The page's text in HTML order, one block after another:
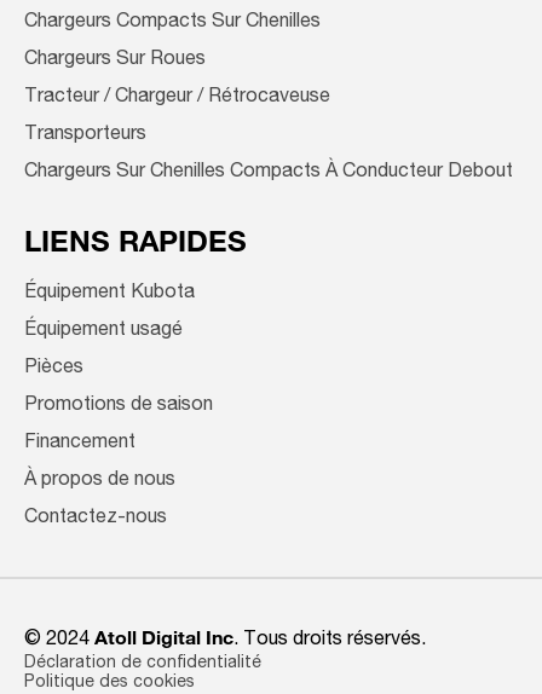
Chargeurs Compacts Sur Chenilles
Chargeurs Sur Roues
Tracteur / Chargeur / Rétrocaveuse
Transporteurs
Chargeurs Sur Chenilles Compacts À Conducteur Debout
LIENS RAPIDES
Équipement Kubota
Équipement usagé
Pièces
Promotions de saison
Financement
À propos de nous
Contactez-nous
© 2024 Atoll Digital Inc. Tous droits réservés.
Déclaration de confidentialité
Politique des cookies